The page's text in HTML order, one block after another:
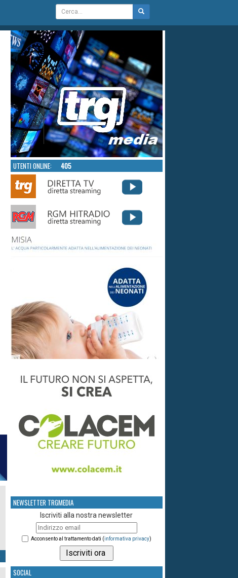
UTENTI ONLINE: 405
NEWSLETTER TRGMEDIA
Iscriviti alla nostra newsletter
Acconsento al trattamento dati (informativa privacy)
SOCIAL